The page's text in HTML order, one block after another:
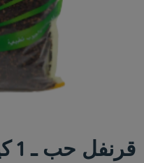
قرنفل حب ـ 1 كيلو